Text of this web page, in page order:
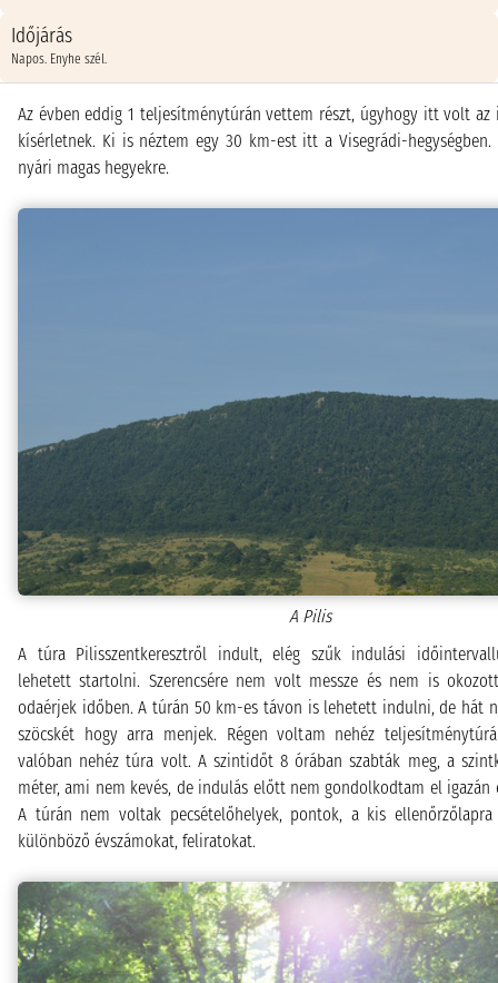
Időjárás
Napos. Enyhe szél.
Az évben eddig 1 teljesítménytúrán vettem részt, úgyhogy itt volt az
kísérletnek. Ki is néztem egy 30 km-est itt a Visegrádi-hegységben.
nyári magas hegyekre.
A Pilis
A túra Pilisszentkeresztről indult, elég szűk indulási
lehetett startolni. Szerencsére nem volt messze és nem is
odaérjek időben. A túrán 50 km-es távon is lehetett indulni, de hát
szöcskét hogy arra menjek. Régen voltam nehéz
valóban nehéz túra volt. A szintidőt 8 órában szabták meg, a
méter, ami nem kevés, de indulás előtt nem gondolkodtam el
A túrán nem voltak pecsételőhelyek, pontok, a kis
különböző évszámokat, feliratokat.